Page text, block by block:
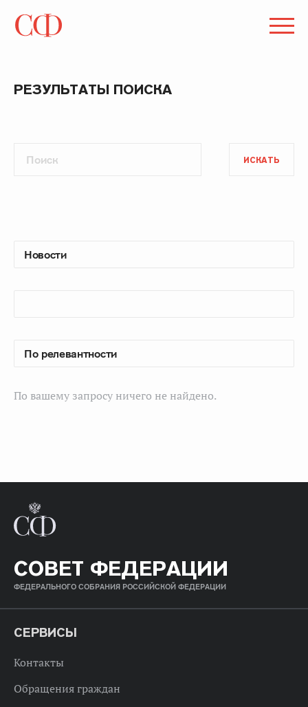
РЕЗУЛЬТАТЫ ПОИСКА
ИСКАТЬ
По вашему запросу ничего не найдено.
СОВЕТ ФЕДЕРАЦИИ
ФЕДЕРАЛЬНОГО СОБРАНИЯ РОССИЙСКОЙ ФЕДЕРАЦИИ
СЕРВИСЫ
Контакты
Обращения граждан